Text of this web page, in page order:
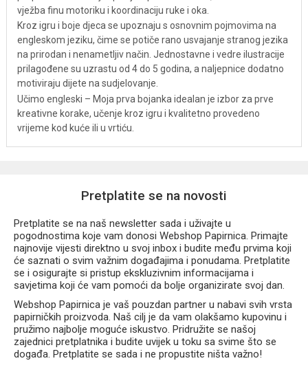
vježba finu motoriku i koordinaciju ruke i oka.
Kroz igru i boje djeca se upoznaju s osnovnim pojmovima na
engleskom jeziku, čime se potiče rano usvajanje stranog jezika
na prirodan i nenametljiv način. Jednostavne i vedre ilustracije
prilagođene su uzrastu od 4 do 5 godina, a naljepnice dodatno
motiviraju dijete na sudjelovanje.
Učimo engleski – Moja prva bojanka idealan je izbor za prve
kreativne korake, učenje kroz igru i kvalitetno provedeno
vrijeme kod kuće ili u vrtiću.
Pretplatite se na novosti
Pretplatite se na naš newsletter sada i uživajte u
pogodnostima koje vam donosi Webshop Papirnica. Primajte
najnovije vijesti direktno u svoj inbox i budite među prvima koji
će saznati o svim važnim događajima i ponudama. Pretplatite
se i osigurajte si pristup ekskluzivnim informacijama i
savjetima koji će vam pomoći da bolje organizirate svoj dan.
Webshop Papirnica je vaš pouzdan partner u nabavi svih vrsta
papirničkih proizvoda. Naš cilj je da vam olakšamo kupovinu i
pružimo najbolje moguće iskustvo. Pridružite se našoj
zajednici pretplatnika i budite uvijek u toku sa svime što se
događa. Pretplatite se sada i ne propustite ništa važno!